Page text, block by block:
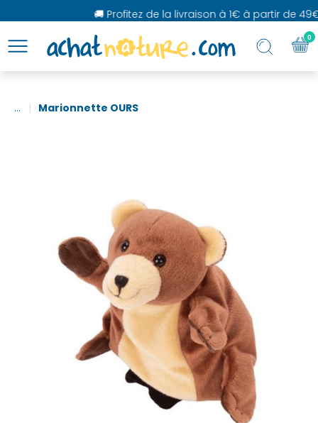
🚚 Profitez de la livraison à 1€ à partir de 49€
... Marionnette OURS
0